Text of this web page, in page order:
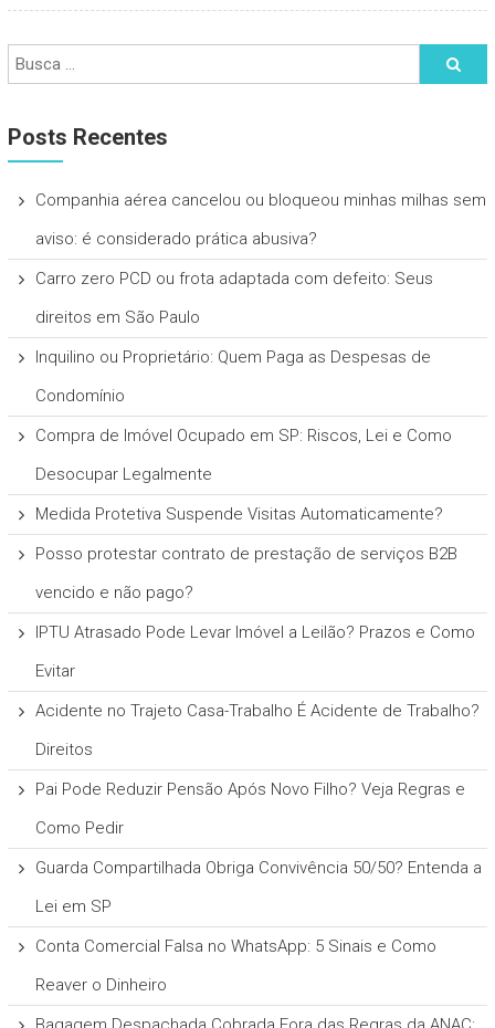
Posts Recentes
Companhia aérea cancelou ou bloqueou minhas milhas sem
aviso: é considerado prática abusiva?
Carro zero PCD ou frota adaptada com defeito: Seus
direitos em São Paulo
Inquilino ou Proprietário: Quem Paga as Despesas de
Condomínio
Compra de Imóvel Ocupado em SP: Riscos, Lei e Como
Desocupar Legalmente
Medida Protetiva Suspende Visitas Automaticamente?
Posso protestar contrato de prestação de serviços B2B
vencido e não pago?
IPTU Atrasado Pode Levar Imóvel a Leilão? Prazos e Como
Evitar
Acidente no Trajeto Casa-Trabalho É Acidente de Trabalho?
Direitos
Pai Pode Reduzir Pensão Após Novo Filho? Veja Regras e
Como Pedir
Guarda Compartilhada Obriga Convivência 50/50? Entenda a
Lei em SP
Conta Comercial Falsa no WhatsApp: 5 Sinais e Como
Reaver o Dinheiro